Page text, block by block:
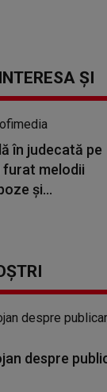
ȘI
în judecată pe
furat melodii
și...
despre